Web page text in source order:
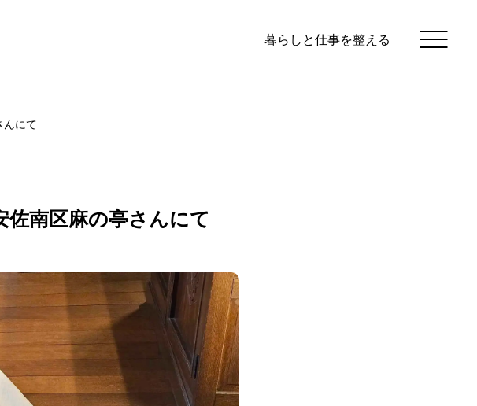
暮らしと仕事を整える
んにて
南区麻の亭さんにて